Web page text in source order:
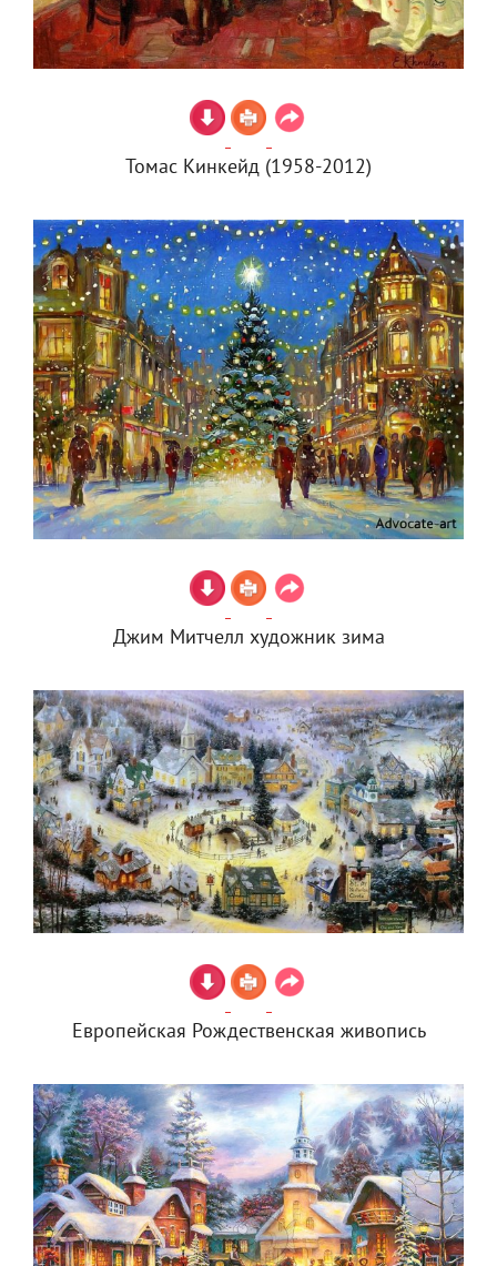
Томас Кинкейд (1958-2012)
Джим Митчелл художник зима
Европейская Рождественская живопись